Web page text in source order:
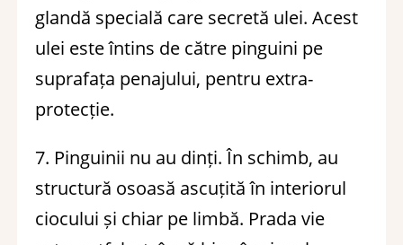
glandă specială care secretă ulei. Acest
ulei este întins de către pinguini pe
suprafața penajului, pentru extra-
protecție.
7. Pinguinii nu au dinți. În schimb, au
structură osoasă ascuțită în interiorul
ciocului și chiar pe limbă. Prada vie